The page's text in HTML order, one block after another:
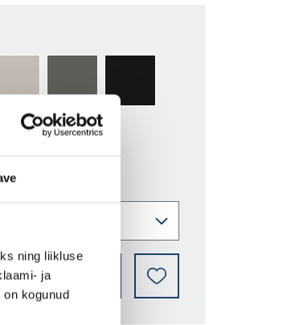
ning liikluse
ja
kogunud